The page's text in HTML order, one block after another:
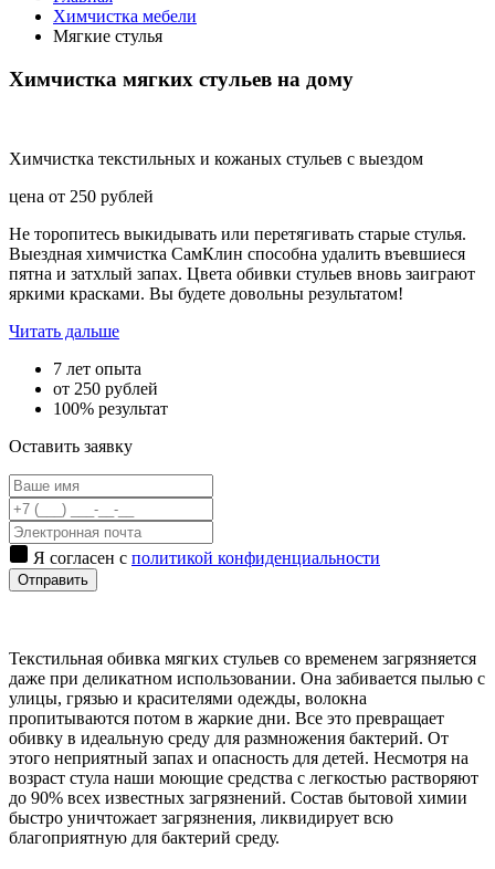
Химчистка мебели
Мягкие стулья
Химчистка мягких стульев на дому
Химчистка текстильных и кожаных стульев с выездом
цена от 250 рублей
Не торопитесь выкидывать или перетягивать старые стулья.
Выездная химчистка СамКлин способна удалить въевшиеся
пятна и затхлый запах. Цвета обивки стульев вновь заиграют
яркими красками. Вы будете довольны результатом!
Читать дальше
7 лет опыта
от 250 рублей
100% результат
Оставить заявку
Я согласен с политикой конфиденциальности
Отправить
Текстильная обивка мягких стульев со временем загрязняется
даже при деликатном использовании. Она забивается пылью с
улицы, грязью и красителями одежды, волокна
пропитываются потом в жаркие дни. Все это превращает
обивку в идеальную среду для размножения бактерий. От
этого неприятный запах и опасность для детей. Несмотря на
возраст стула наши моющие средства с легкостью растворяют
до 90% всех известных загрязнений. Состав бытовой химии
быстро уничтожает загрязнения, ликвидирует всю
благоприятную для бактерий среду.